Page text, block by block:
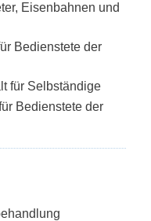
Eisenbahnen und
Bedienstete der
für Selbständige
Bedienstete der